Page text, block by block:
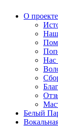
О проекте
Нас
Белый